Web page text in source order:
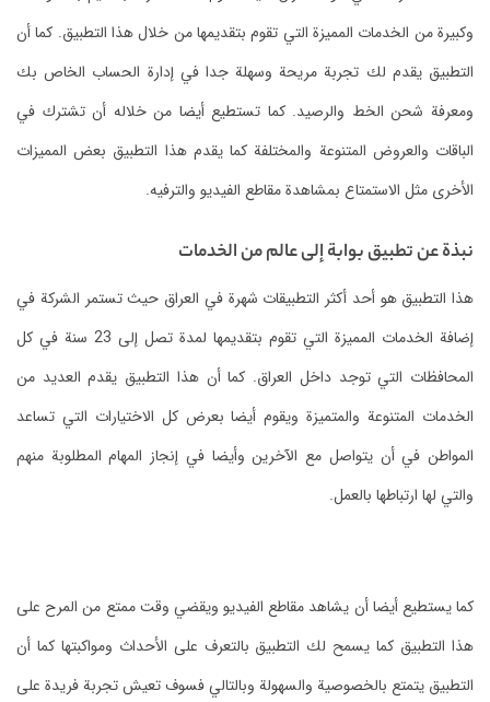
وكبيرة من الخدمات المميزة التي تقوم بتقديمها من خلال هذا التطبيق. كما أن
التطبيق يقدم لك تجربة مريحة وسهلة جدا في إدارة الحساب الخاص بك
ومعرفة شحن الخط والرصيد. كما تستطيع أيضا من خلاله أن تشترك في
الباقات والعروض المتنوعة والمختلفة كما يقدم هذا التطبيق بعض المميزات
الأخرى مثل الاستمتاع بمشاهدة مقاطع الفيديو والترفيه.
نبذة عن تطبيق بوابة إلى عالم من الخدمات
هذا التطبيق هو أحد أكثر التطبيقات شهرة في العراق حيث تستمر الشركة في
إضافة الخدمات المميزة التي تقوم بتقديمها لمدة تصل إلى 23 سنة في كل
المحافظات التي توجد داخل العراق. كما أن هذا التطبيق يقدم العديد من
الخدمات المتنوعة والمتميزة ويقوم أيضا بعرض كل الاختيارات التي تساعد
المواطن في أن يتواصل مع الآخرين وأيضا في إنجاز المهام المطلوبة منهم
والتي لها ارتباطها بالعمل.
كما يستطيع أيضا أن يشاهد مقاطع الفيديو ويقضي وقت ممتع من المرح على
هذا التطبيق كما يسمح لك التطبيق بالتعرف على الأحداث ومواكبتها كما أن
التطبيق يتمتع بالخصوصية والسهولة وبالتالي فسوف تعيش تجربة فريدة على